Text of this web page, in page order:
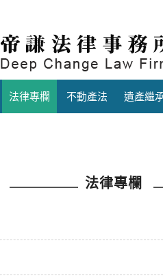
法律專欄 不動產法 遺產繼
法律專欄